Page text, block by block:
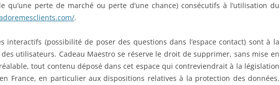
qu’une perte de marché ou perte d’une chance) consécutifs à l’utilisation du
.
interactifs (possibilité de poser des questions dans l’espace contact) sont à la
utilisateurs. Cadeau Maestro se réserve le droit de supprimer, sans mise en
tout contenu déposé dans cet espace qui contreviendrait à la législation
France, en particulier aux dispositions relatives à la protection des données.